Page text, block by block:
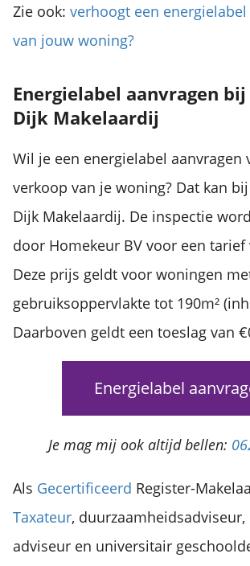
Zie ook: verhoogt een
van jouw woning?
Energielabel aanvragen
Dijk Makelaardij
Wil je een energielabel aanvragen
verkoop van je woning? Dat kan
Dijk Makelaardij. De inspectie
door Homekeur BV voor een tarief
Deze prijs geldt voor woningen
gebruiksoppervlakte tot 190m²
Daarboven geldt een toeslag van
Energielabel
Je mag mij ook altijd bellen:
Als Gecertificeerd Register-
Taxateur,
adviseur en universitair